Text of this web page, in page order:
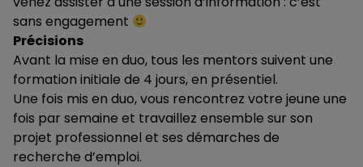
sans engagement
Précisions
Avant la mise en duo, tous les mentors suivent une
formation initiale de 4 jours, en présentiel.
Une fois mis en duo, vous rencontrez votre jeune une
fois par semaine et travaillez ensemble sur son
projet professionnel et ses démarches de
recherche d’emploi.